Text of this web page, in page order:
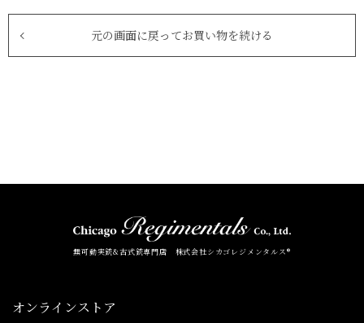
元の画面に戻ってお買い物を続ける
無可動実銃&古式銃専門店 株式会社シカゴレジメンタルス®
オンラインストア